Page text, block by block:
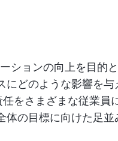
ションの向上を目的
にどのような影響を与
をさまざまな従業員
体の目標に向けた足並